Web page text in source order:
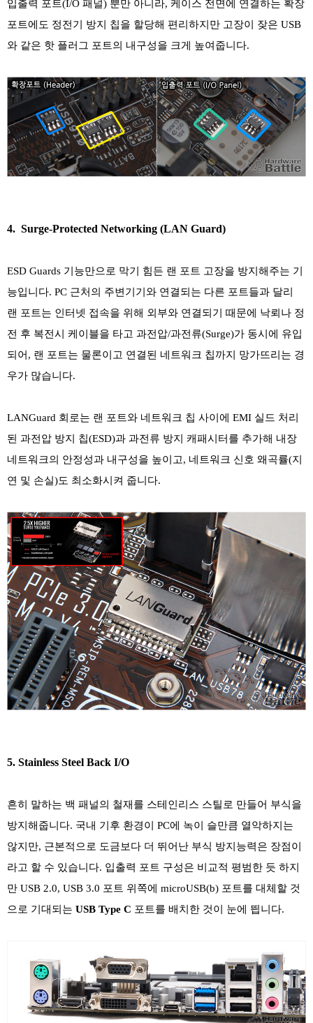
입출력 포트(I/O 패널) 뿐만 아니라, 케이스 전면에 연결하는 확장
포트에도 정전기 방지 칩을 할당해 편리하지만 고장이 잦은 USB
와 같은 핫 플러그 포트의 내구성을 크게 높여줍니다.
4. Surge-Protected Networking (LAN Guard)
ESD Guards 기능만으로 막기 힘든 랜 포트 고장을 방지해주는 기
능입니다. PC 근처의 주변기기와 연결되는 다른 포트들과 달리
랜 포트는 인터넷 접속을 위해 외부와 연결되기 때문에 낙뢰나 정
전 후 복전시 케이블을 타고 과전압/과전류(Surge)가 동시에 유입
되어, 랜 포트는 물론이고 연결된 네트워크 칩까지 망가뜨리는 경
우가 많습니다.
LANGuard 회로는 랜 포트와 네트워크 칩 사이에 EMI 실드 처리
된 과전압 방지 칩(ESD)과 과전류 방지 캐패시터를 추가해 내장
네트워크의 안정성과 내구성을 높이고, 네트워크 신호 왜곡률(지
연 및 손실)도 최소화시켜 줍니다.
5. Stainless Steel Back I/O
흔히 말하는 백 패널의 철재를 스테인리스 스틸로 만들어 부식을
방지해줍니다. 국내 기후 환경이 PC에 녹이 슬만큼 열악하지는
않지만, 근본적으로 도금보다 더 뛰어난 부식 방지능력은 장점이
라고 할 수 있습니다. 입출력 포트 구성은 비교적 평범한 듯 하지
만 USB 2.0, USB 3.0 포트 위쪽에 microUSB(b) 포트를 대체할 것
으로 기대되는 USB Type C 포트를 배치한 것이 눈에 띕니다.